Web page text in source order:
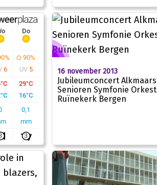
16 november 2013
Jubileumconcert Alkmaars
Senioren Symfonie
Ruïnekerk Bergen